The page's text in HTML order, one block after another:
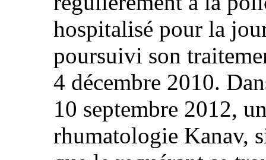
hospitalisé pour la
poursuivi son
4 décembre 2010.
10 septembre 2012,
rhumatologie Kanav,